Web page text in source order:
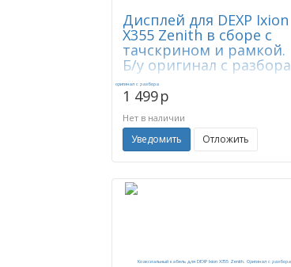
Дисплей для DEXP Ixion
X355 Zenith в сборе с
тачскрином и рамкой.
Б/у оригинал с разбора
1 499p
Нет в наличии
Уведомить Отложить